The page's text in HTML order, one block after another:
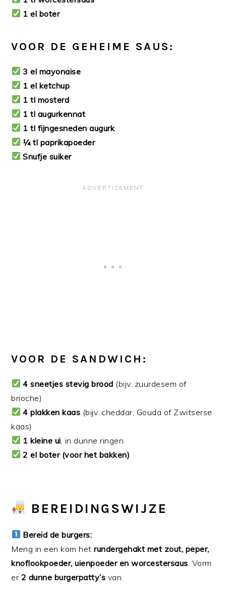
1 el boter
VOOR DE GEHEIME SAUS:
3 el mayonaise
1 el ketchup
1 tl mosterd
1 tl augurkennat
1 tl fijngesneden augurk
¼ tl paprikapoeder
Snufje suiker
VOOR DE SANDWICH:
4 sneetjes stevig brood (bijv. zuurdesem of
brioche)
4 plakken kaas (bijv. cheddar, Gouda of Zwitserse
kaas)
1 kleine ui , in dunne ringen
2 el boter (voor het bakken)
BEREIDINGSWIJZE
Bereid de burgers:
Meng in een kom hetrundergehakt met zout, peper,
knoflookpoeder, uienpoeder en worcestersaus . Vorm
er 2 dunne burgerpatty’s van.